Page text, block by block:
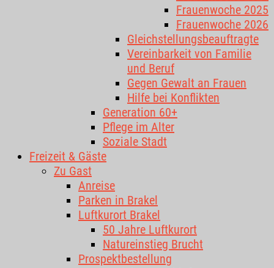
Frauenwoche 2025
Frauenwoche 2026
Gleichstellungsbeauftragte
Vereinbarkeit von Familie
und Beruf
Gegen Gewalt an Frauen
Hilfe bei Konflikten
Generation 60+
Pflege im Alter
Soziale Stadt
Freizeit & Gäste
Zu Gast
Anreise
Parken in Brakel
Luftkurort Brakel
50 Jahre Luftkurort
Natureinstieg Brucht
Prospektbestellung